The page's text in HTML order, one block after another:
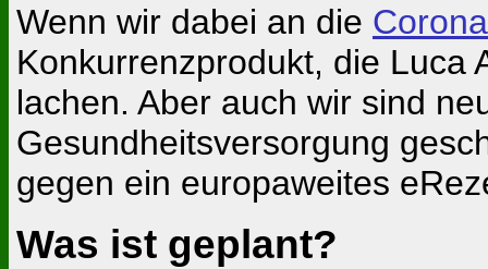
Wenn wir dabei an die
Konkurrenzprodukt, die Luca
lachen. Aber auch wir sind
Gesundheitsversorgung
gegen ein europaweites
Was ist geplant?